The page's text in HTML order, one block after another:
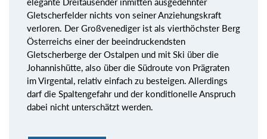
Gletscherfelder nichts von seiner Anziehungskraft
verloren. Der Großvenediger ist als vierthöchster Berg
Österreichs einer der beeindruckendsten
Gletscherberge der Ostalpen und mit Ski über die
Johannishütte, also über die Südroute von Prägraten
im Virgental, relativ einfach zu besteigen. Allerdings
darf die Spaltengefahr und der konditionelle Anspruch
dabei nicht unterschätzt werden.